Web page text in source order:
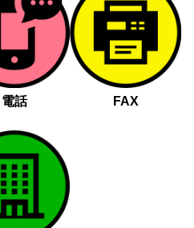
電話 FAX